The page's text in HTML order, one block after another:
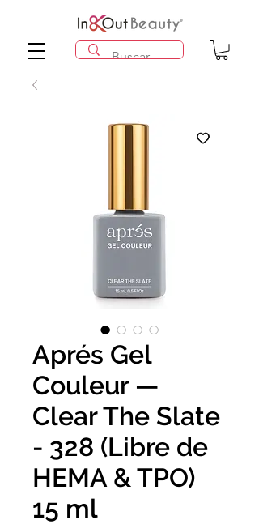
Aprés Gel
Couleur —
Clear The Slate
- 328 (Libre de
HEMA & TPO)
15 ml